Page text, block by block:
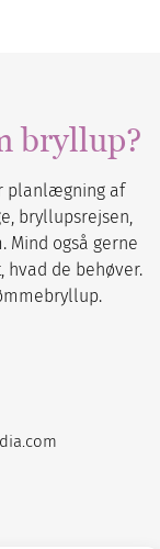
bryllup?
planlægning af
bryllupsrejsen,
Mind også gerne
de behøver.